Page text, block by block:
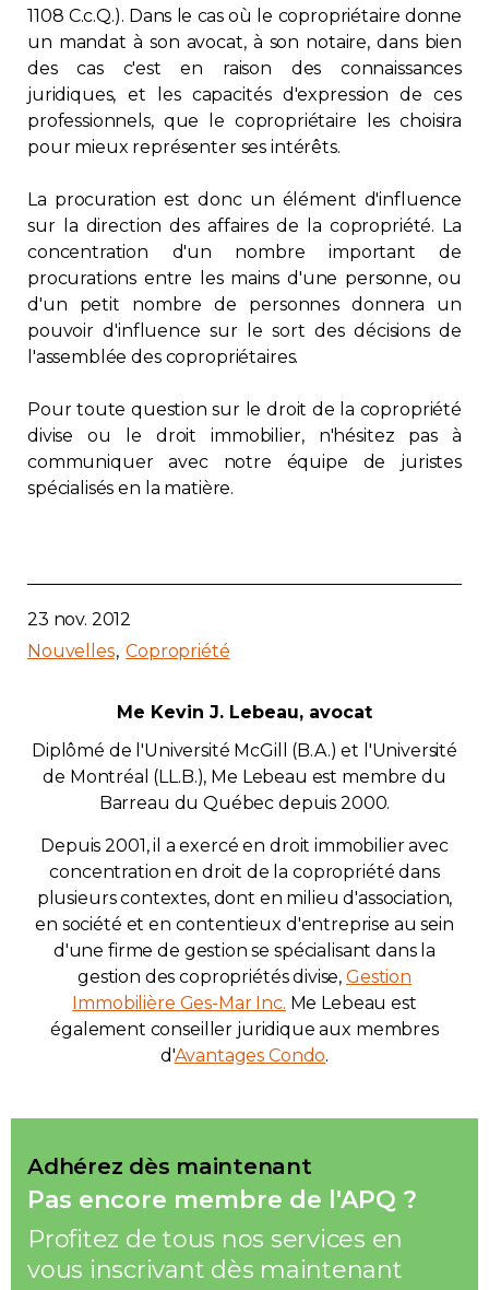
1108 C.c.Q.). Dans le cas où le copropriétaire donne
un mandat à son avocat, à son notaire, dans bien
des cas c'est en raison des connaissances
juridiques, et les capacités d'expression de ces
professionnels, que le copropriétaire les choisira
pour mieux représenter ses intérêts.
La procuration est donc un élément d'influence
sur la direction des affaires de la copropriété. La
concentration d'un nombre important de
procurations entre les mains d'une personne, ou
d'un petit nombre de personnes donnera un
pouvoir d'influence sur le sort des décisions de
l'assemblée des copropriétaires.
Pour toute question sur le droit de la copropriété
divise ou le droit immobilier, n'hésitez pas à
communiquer avec notre équipe de juristes
spécialisés en la matière.
23 nov. 2012
Nouvelles Copropriété
Me Kevin J. Lebeau, avocat
Diplômé de l'Université McGill (B.A.) et l'Université
de Montréal (LL.B.), Me Lebeau est membre du
Barreau du Québec depuis 2000.
Depuis 2001, il a exercé en droit immobilier avec
concentration en droit de la copropriété dans
plusieurs contextes, dont en milieu d'association,
en société et en contentieux d'entreprise au sein
d'une firme de gestion se spécialisant dans la
gestion des copropriétés divise,Gestion
Immobilière Ges-Mar Inc. Me Lebeau est
également conseiller juridique aux membres
d'Avantages Condo.
Adhérez dès maintenant
Pas encore membre de l'APQ ?
Profitez de tous nos services en
vous inscrivant dès maintenant